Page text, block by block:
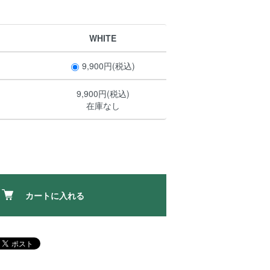
WHITE
9,900円(税込)
9,900円(税込)
在庫なし
カートに入れる